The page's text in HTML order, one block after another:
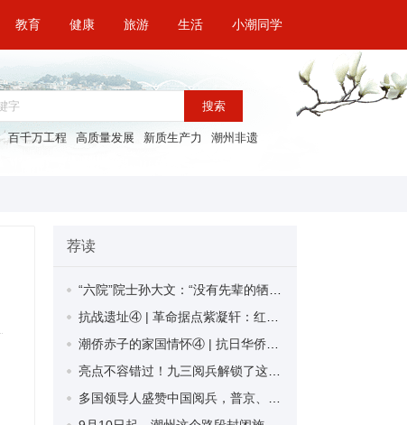
教育 健康 旅游 生活 小潮同学
搜索
百千万工程 高质量发展 新质生产力 潮州非遗
荐读